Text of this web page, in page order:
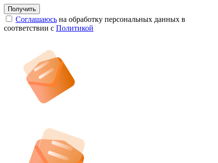
Соглашаюсь на обработку персональных данных в
соответствии с Политикой